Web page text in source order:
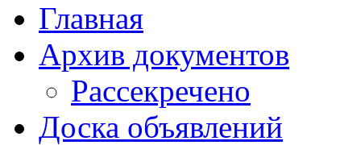
Главная
Архив документов
Рассекречено
Доска объявлений